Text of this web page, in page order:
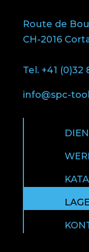
Route de
CH-2016
Tel. +41 (0)32
info@spc-